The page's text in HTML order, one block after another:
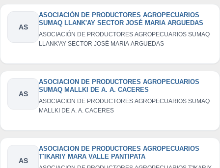
AS
ASOCIACIÓN DE PRODUCTORES AGROPECUARIOS
SUMAQ LLANK'AY SECTOR JOSÉ MARIA ARGUEDAS
ASOCIACIÓN DE PRODUCTORES AGROPECUARIOS SUMAQ
LLANK'AY SECTOR JOSÉ MARIA ARGUEDAS
AS
ASOCIACION DE PRODUCTORES AGROPECUARIOS
SUMAQ MALLKI DE A. A. CACERES
ASOCIACION DE PRODUCTORES AGROPECUARIOS SUMAQ
MALLKI DE A. A. CACERES
AS
ASOCIACION DE PRODUCTORES AGROPECUARIOS
T'IKARIY MARA VALLE PANTIPATA